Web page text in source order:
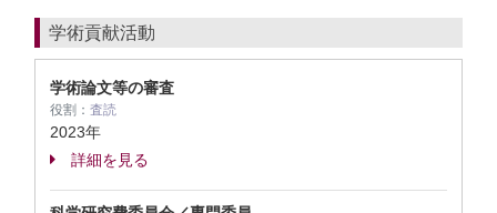
学術貢献活動
学術論文等の審査
役割： 査読
2023年
詳細を見る